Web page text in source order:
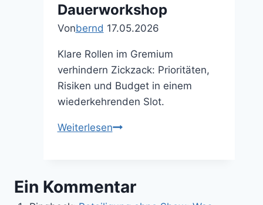
Überfordern
Dauerworkshop
Vonbernd 17.05.2026
Klare Rollen im Gremium
verhindern Zickzack: Prioritäten,
Risiken und Budget in einem
wiederkehrenden Slot.
WeiterlesenEin
Smart-
Ein Kommentar